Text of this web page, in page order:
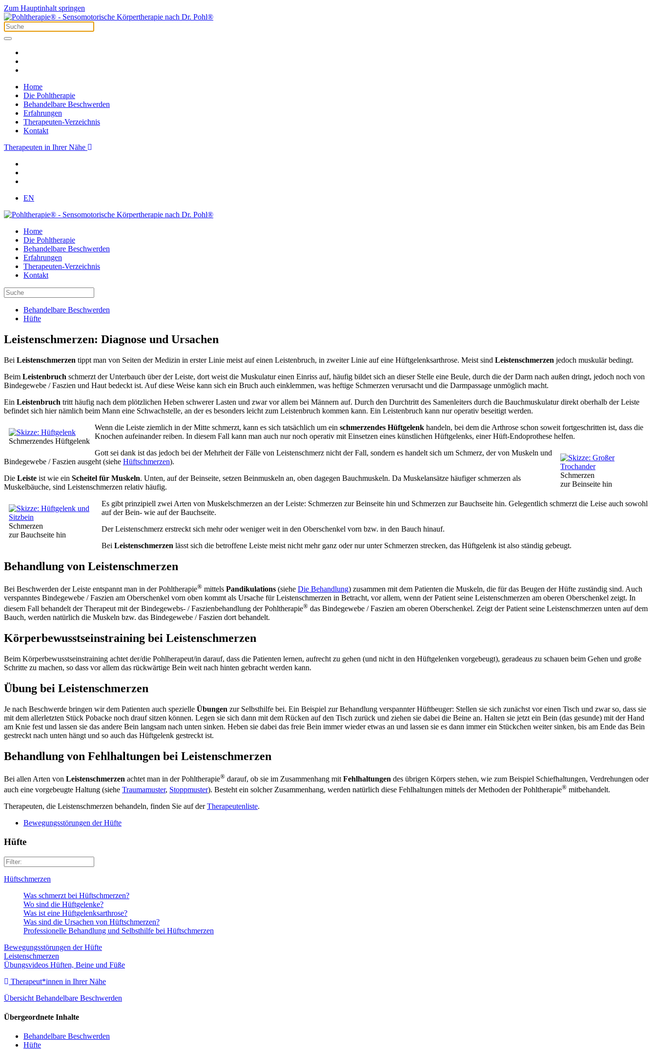
Zum Hauptinhalt springen
Home
Die Pohltherapie
Behandelbare Beschwerden
Erfahrungen
Therapeuten-Verzeichnis
Kontakt
Therapeuten in Ihrer Nähe
EN
Home
Die Pohltherapie
Behandelbare Beschwerden
Erfahrungen
Therapeuten-Verzeichnis
Kontakt
Behandelbare Beschwerden
Hüfte
Leistenschmerzen: Diagnose und Ursachen
Bei Leistenschmerzen tippt man von Seiten der Medizin in erster Linie meist auf einen Leistenbruch, in zweiter Linie auf eine Hüftgelenksarthrose. Meist sind Leistenschmerzen jedoch muskulär bedingt.
Beim Leistenbruch schmerzt der Unterbauch über der Leiste, dort weist die Muskulatur einen Einriss auf, häufig bildet sich an dieser Stelle eine Beule, durch die der Darm nach außen dringt, jedoch noch von
Bindegewebe / Faszien und Haut bedeckt ist. Auf diese Weise kann sich ein Bruch auch einklemmen, was heftige Schmerzen verursacht und die Darmpassage unmöglich macht.
Ein Leistenbruch tritt häufig nach dem plötzlichen Heben schwerer Lasten und zwar vor allem bei Männern auf. Durch den Durchtritt des Samenleiters durch die Bauchmuskulatur direkt oberhalb der Leiste
befindet sich hier nämlich beim Mann eine Schwachstelle, an der es besonders leicht zum Leistenbruch kommen kann. Ein Leistenbruch kann nur operativ beseitigt werden.
Schmerzendes Hüftgelenk
Wenn die Leiste ziemlich in der Mitte schmerzt, kann es sich tatsächlich um ein schmerzendes Hüftgelenk handeln, bei dem die Arthrose schon soweit fortgeschritten ist, dass die
Knochen aufeinander reiben. In diesem Fall kann man auch nur noch operativ mit Einsetzen eines künstlichen Hüftgelenks, einer Hüft-Endoprothese helfen.
Schmerzen
zur Beinseite hin
Gott sei dank ist das jedoch bei der Mehrheit der Fälle von Leistenschmerz nicht der Fall, sondern es handelt sich um Schmerz, der von Muskeln und
Bindegewebe / Faszien ausgeht (siehe Hüftschmerzen).
Die Leiste ist wie ein Scheitel für Muskeln. Unten, auf der Beinseite, setzen Beinmuskeln an, oben dagegen Bauchmuskeln. Da Muskelansätze häufiger schmerzen als
Muskelbäuche, sind Leistenschmerzen relativ häufig.
Schmerzen
zur Bauchseite hin
Es gibt prinzipiell zwei Arten von Muskelschmerzen an der Leiste: Schmerzen zur Beinseite hin und Schmerzen zur Bauchseite hin. Gelegentlich schmerzt die Leise auch sowohl
auf der Bein- wie auf der Bauchseite.
Der Leistenschmerz erstreckt sich mehr oder weniger weit in den Oberschenkel vorn bzw. in den Bauch hinauf.
Bei Leistenschmerzen lässt sich die betroffene Leiste meist nicht mehr ganz oder nur unter Schmerzen strecken, das Hüftgelenk ist also ständig gebeugt.
Behandlung von Leistenschmerzen
Bei Beschwerden der Leiste entspannt man in der Pohltherapie® mittels Pandikulations (siehe Die Behandlung) zusammen mit dem Patienten die Muskeln, die für das Beugen der Hüfte zuständig sind. Auch
verspanntes Bindegewebe / Faszien am Oberschenkel vorn oben kommt als Ursache für Leistenschmerzen in Betracht, vor allem, wenn der Patient seine Leistenschmerzen am oberen Oberschenkel zeigt. In
diesem Fall behandelt der Therapeut mit der Bindegewebs- / Faszienbehandlung der Pohltherapie® das Bindegewebe / Faszien am oberen Oberschenkel. Zeigt der Patient seine Leistenschmerzen unten auf dem
Bauch, werden natürlich die Muskeln bzw. das Bindegewebe / Faszien dort behandelt.
Körperbewusstseinstraining bei Leistenschmerzen
Beim Körperbewusstseinstraining achtet der/die Pohlherapeut/in darauf, dass die Patienten lernen, aufrecht zu gehen (und nicht in den Hüftgelenken vorgebeugt), geradeaus zu schauen beim Gehen und große
Schritte zu machen, so dass vor allem das rückwärtige Bein weit nach hinten gebracht werden kann.
Übung bei Leistenschmerzen
Je nach Beschwerde bringen wir dem Patienten auch spezielle Übungen zur Selbsthilfe bei. Ein Beispiel zur Behandlung verspannter Hüftbeuger: Stellen sie sich zunächst vor einen Tisch und zwar so, dass sie
mit dem allerletzten Stück Pobacke noch drauf sitzen können. Legen sie sich dann mit dem Rücken auf den Tisch zurück und ziehen sie dabei die Beine an. Halten sie jetzt ein Bein (das gesunde) mit der Hand
am Knie fest und lassen sie das andere Bein langsam nach unten sinken. Heben sie dabei das freie Bein immer wieder etwas an und lassen sie es dann immer ein Stückchen weiter sinken, bis am Ende das Bein
gestreckt nach unten hängt und so auch das Hüftgelenk gestreckt ist.
Behandlung von Fehlhaltungen bei Leistenschmerzen
Bei allen Arten von Leistenschmerzen achtet man in der Pohltherapie® darauf, ob sie im Zusammenhang mit Fehlhaltungen des übrigen Körpers stehen, wie zum Beispiel Schiefhaltungen, Verdrehungen oder
auch eine vorgebeugte Haltung (siehe Traumamuster, Stoppmuster). Besteht ein solcher Zusammenhang, werden natürlich diese Fehlhaltungen mittels der Methoden der Pohltherapie® mitbehandelt.
Therapeuten, die Leistenschmerzen behandeln, finden Sie auf derTherapeutenliste.
Bewegungsstörungen der Hüfte
Hüfte
Hüftschmerzen
Was schmerzt bei Hüftschmerzen?
Wo sind die Hüftgelenke?
Was ist eine Hüftgelenksarthrose?
Was sind die Ursachen von Hüftschmerzen?
Professionelle Behandlung und Selbsthilfe bei Hüftschmerzen
Bewegungsstörungen der Hüfte
Leistenschmerzen
Übungsvideos Hüften, Beine und Füße
Therapeut*innen in Ihrer Nähe
Übersicht Behandelbare Beschwerden
Übergeordnete Inhalte
Behandelbare Beschwerden
Hüfte